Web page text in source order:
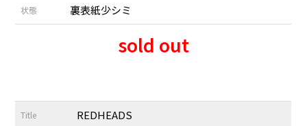
状態 裏表紙少シミ
sold out
Title REDHEADS